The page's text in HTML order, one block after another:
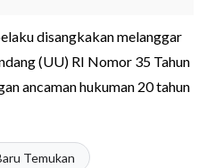
disangkakan melanggar
(UU) RI Nomor 35 Tahun
ancaman hukuman 20 tahun
Temukan